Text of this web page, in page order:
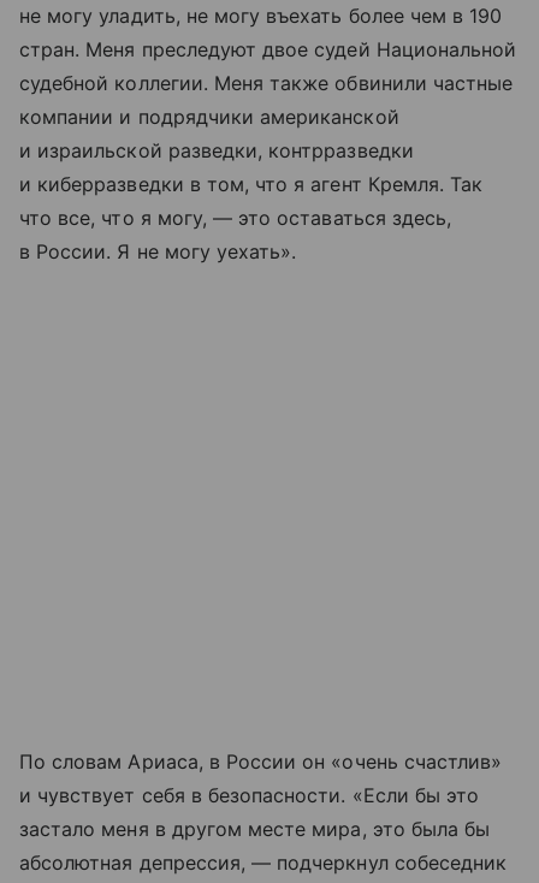
не могу уладить, не могу въехать более чем в 190
стран. Меня преследуют двое судей Национальной
судебной коллегии. Меня также обвинили частные
компании и подрядчики американской
и израильской разведки, контрразведки
и киберразведки в том, что я агент Кремля. Так
что все, что я могу, — это оставаться здесь,
в России. Я не могу уехать».
По словам Ариаса, в России он «очень счастлив»
и чувствует себя в безопасности. «Если бы это
застало меня в другом месте мира, это была бы
абсолютная депрессия, — подчеркнул собеседник